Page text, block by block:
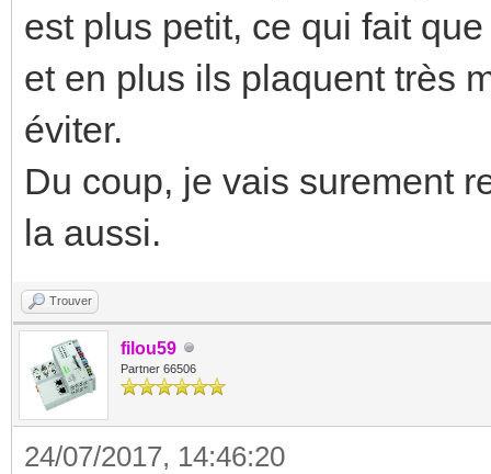
est plus petit, ce qui fait
et en plus ils plaquent très
éviter.
Du coup, je vais surement
la aussi.
Trouver
filou59
Partner 66506
24/07/2017, 14:46:20